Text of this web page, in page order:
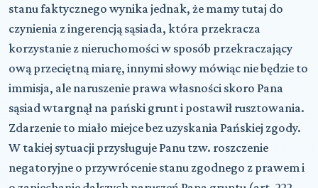
stanu faktycznego wynika jednak, że mamy tutaj do
czynienia z ingerencją sąsiada, która przekracza
korzystanie z nieruchomości w sposób przekraczający
ową przeciętną miarę, innymi słowy mówiąc nie będzie to
immisja, ale naruszenie prawa własności skoro Pana
sąsiad wtargnął na pański grunt i postawił rusztowania.
Zdarzenie to miało miejce bez uzyskania Pańskiej zgody.
W takiej sytuacji przysługuje Panu tzw. roszczenie
negatoryjne o przywrócenie stanu zgodnego z prawem i